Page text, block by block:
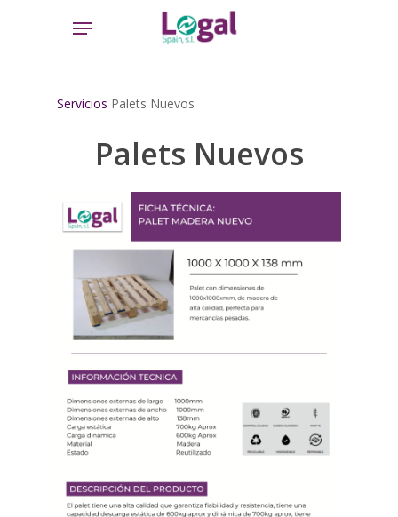
Menu
Servicios Palets Nuevos
Palets Nuevos